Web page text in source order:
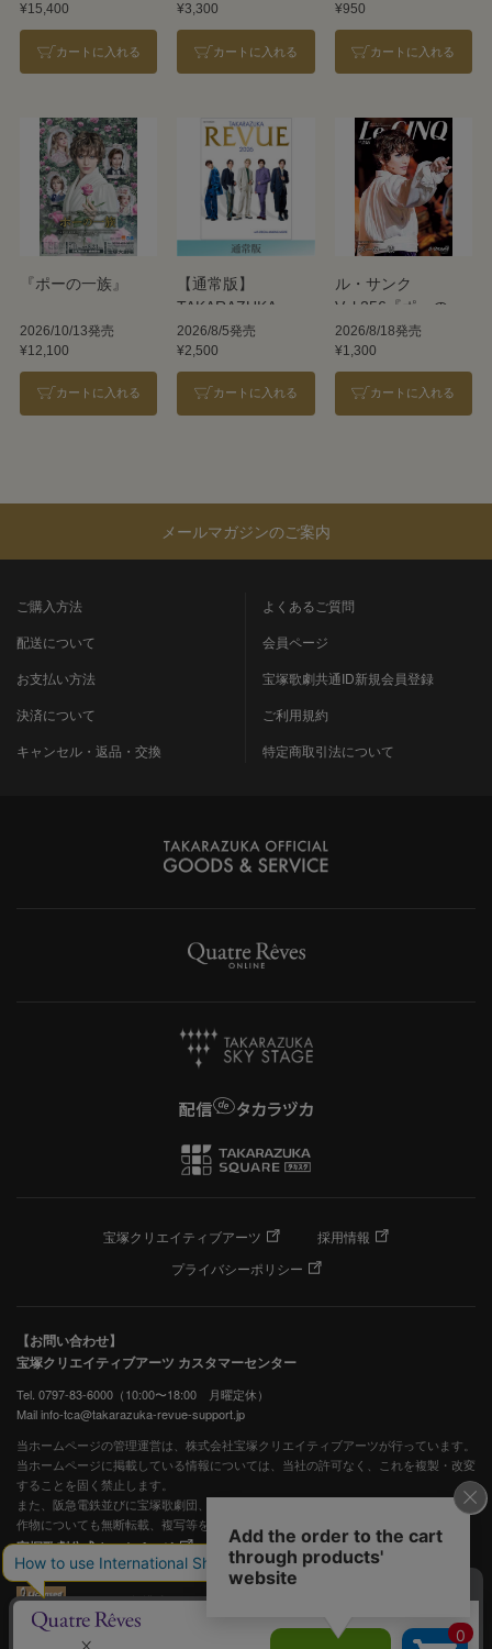
¥15,400
カートに入れる
REVUE 2026
¥3,300
カートに入れる
¥950
カートに入れる
『ポーの一族』
2026/10/13発売
¥12,100
カートに入れる
【通常版】
TAKARAZUKA
REVUE 2026
2026/8/5発売
¥2,500
カートに入れる
ル・サンク
Vol.256『ポーの一
族』＜雪組＞
2026/8/18発売
¥1,300
カートに入れる
メールマガジンのご案内
ご購入方法
配送について
お支払い方法
決済について
キャンセル・返品・交換
よくあるご質問
会員ページ
宝塚歌劇共通ID新規会員登録
ご利用規約
特定商取引法について
宝塚クリエイティブアーツ
採用情報
プライバシーポリシー
【お問い合わせ】
宝塚クリエイティブアーツ カスタマーセンター
Tel. 0797-83-6000（10:00〜18:00 月曜定休）
Mail info-tca@takarazuka-revue-support.jp
当ホームページの管理運営は、株式会社宝塚クリエイティブアーツが行っています。
当ホームページに掲載している情報については、当社の許可なく、これを複製・改変
することを固く禁止します。
また、阪急電鉄並びに宝塚歌劇団、宝塚クリエイティブアーツの出版物ほか写真等著
作物についても無断転載、複写等を禁じます。
宝塚歌劇公式ホームページ
JASRAC許諾番号：S0507081515
JASRAC許諾番号：9009941002Y45040